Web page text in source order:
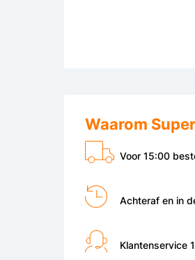
Waarom
Voor 15:00
Achteraf en in
Klantenservice